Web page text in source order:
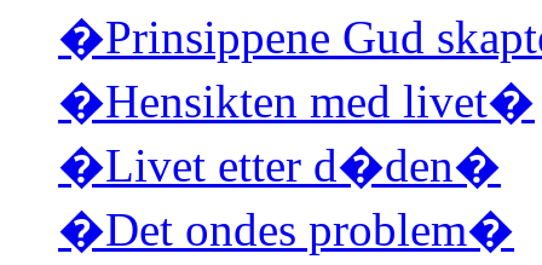
�Prinsippene Gud
�Hensikten med livet�
�Livet etter d�den�
�Det ondes problem�